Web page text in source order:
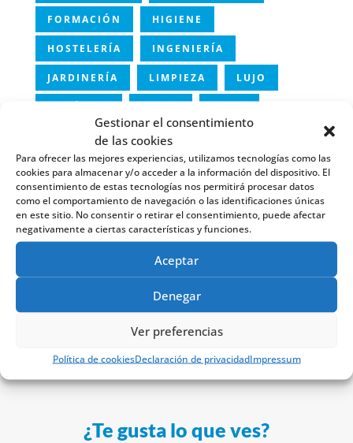
Gestionar el consentimiento
de las cookies
Para ofrecer las mejores experiencias, utilizamos tecnologías como las
cookies para almacenar y/o acceder a la información del dispositivo. El
consentimiento de estas tecnologías nos permitirá procesar datos
como el comportamiento de navegación o las identificaciones únicas
en este sitio. No consentir o retirar el consentimiento, puede afectar
negativamente a ciertas características y funciones.
Aceptar
Denegar
Ver preferencias
Política de cookiesDeclaración de privacidadImpressum
FORMACIÓN HIGIENE
HOSTELERÍA INGENIERÍA
JARDINERÍA LIMPIEZA LUJO
ONE PAGE
PRESTASHOP PROTECCIÓN
ROPA LABORAL SALUD
SERVICIOS JURÍDICOS
TRANSPORTE TURISMO
WOOCOMMERCE WORDPRESS
¿Te gusta lo que ves?